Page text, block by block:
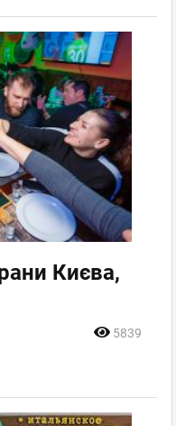
Києва,
5839